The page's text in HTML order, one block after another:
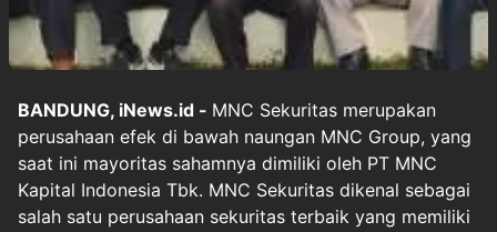
BANDUNG, iNews.id - MNC Sekuritas merupakan
perusahaan efek di bawah naungan MNC Group, yang
saat ini mayoritas sahamnya dimiliki oleh PT MNC
Kapital Indonesia Tbk. MNC Sekuritas dikenal sebagai
salah satu perusahaan sekuritas terbaik yang memiliki